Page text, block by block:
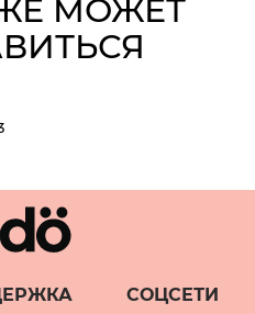
МОЖЕТ
СОЦСЕТИ